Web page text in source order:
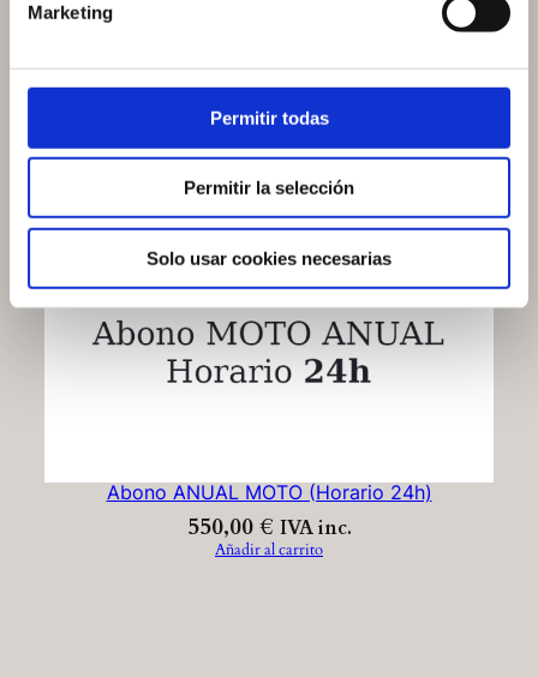
Marketing
Permitir todas
Permitir la selección
Solo usar cookies necesarias
Abono ANUAL MOTO (Horario 24h)
550,00€ IVA inc.
Añadir al carrito